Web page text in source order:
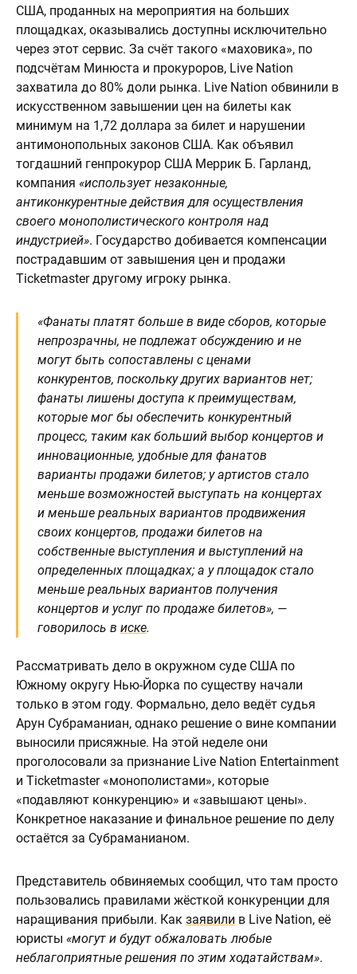
США, проданных на мероприятия на больших
площадках, оказывались доступны исключительно
через этот сервис. За счёт такого «маховика», по
подсчётам Минюста и прокуроров, Live Nation
захватила до 80% доли рынка. Live Nation обвинили в
искусственном завышении цен на билеты как
минимум на 1,72 доллара за билет и нарушении
антимонопольных законов США. Как объявил
тогдашний генпрокурор США Меррик Б. Гарланд,
компания «использует незаконные,
антиконкурентные действия для осуществления
своего монополистического контроля над
индустрией». Государство добивается компенсации
пострадавшим от завышения цен и продажи
Ticketmaster другому игроку рынка.
«Фанаты платят больше в виде сборов, которые
непрозрачны, не подлежат обсуждению и не
могут быть сопоставлены с ценами
конкурентов, поскольку других вариантов нет;
фанаты лишены доступа к преимуществам,
которые мог бы обеспечить конкурентный
процесс, таким как больший выбор концертов и
инновационные, удобные для фанатов
варианты продажи билетов; у артистов стало
меньше возможностей выступать на концертах
и ​​меньше реальных вариантов продвижения
своих концертов, продажи билетов на
собственные выступления и выступлений на
определенных площадках; а у площадок стало
меньше реальных вариантов получения
концертов и услуг по продаже билетов», —
говорилось в иске.
Рассматривать дело в окружном суде США по
Южному округу Нью-Йорка по существу начали
только в этом году. Формально, дело ведёт судья
Арун Субраманиан, однако решение о вине компании
выносили присяжные. На этой неделе они
проголосовали за признание Live Nation Entertainment
и Ticketmaster «монополистами», которые
«подавляют конкуренцию» и «завышают цены».
Конкретное наказание и финальное решение по делу
остаётся за Субраманианом.
Представитель обвиняемых сообщил, что там просто
пользовались правилами жёсткой конкуренции для
наращивания прибыли. Как заявили в Live Nation, её
юристы «могут и будут обжаловать любые
неблагоприятные решения по этим ходатайствам».